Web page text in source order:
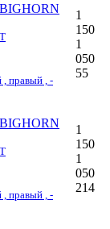
, правый , -
1
150
1
050
55
, правый , -
1
150
1
050
214